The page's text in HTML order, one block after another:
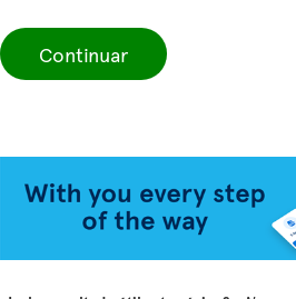
Continuar